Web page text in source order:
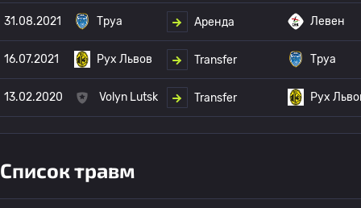
31.08.2021 Труа Аренда Левен
16.07.2021 Рух Львов Transfer Труа
13.02.2020 Volyn Lutsk Transfer Рух
Список травм